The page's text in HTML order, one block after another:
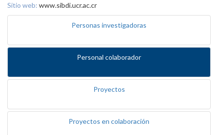
Sitio web: www.sibdi.ucr.ac.cr
Personas investigadoras
Personal colaborador
Proyectos
Proyectos en colaboración